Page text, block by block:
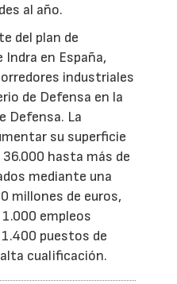
al año.
del plan de
en España,
industriales
de Defensa en la
Defensa. La
su superficie
hasta más de
mediante una
millones de euros,
empleos
puestos de
cualificación.